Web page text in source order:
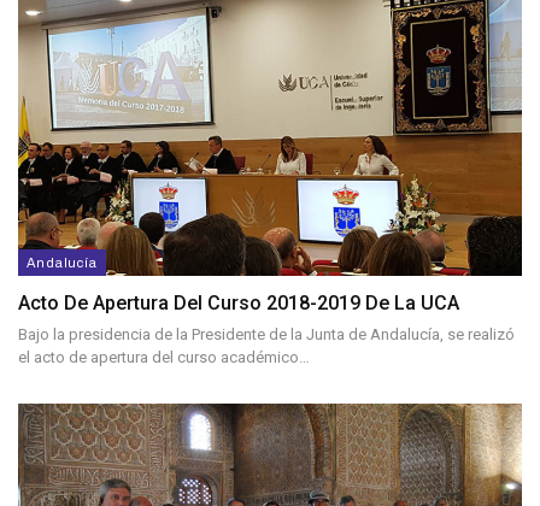
Andalucía
Acto De Apertura Del Curso 2018-2019 De La UCA
Bajo la presidencia de la Presidente de la Junta de Andalucía, se realizó
el acto de apertura del curso académico…